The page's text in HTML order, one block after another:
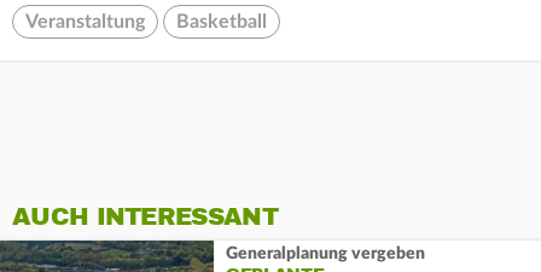
Veranstaltung Basketball
AUCH INTERESSANT
Generalplanung vergeben